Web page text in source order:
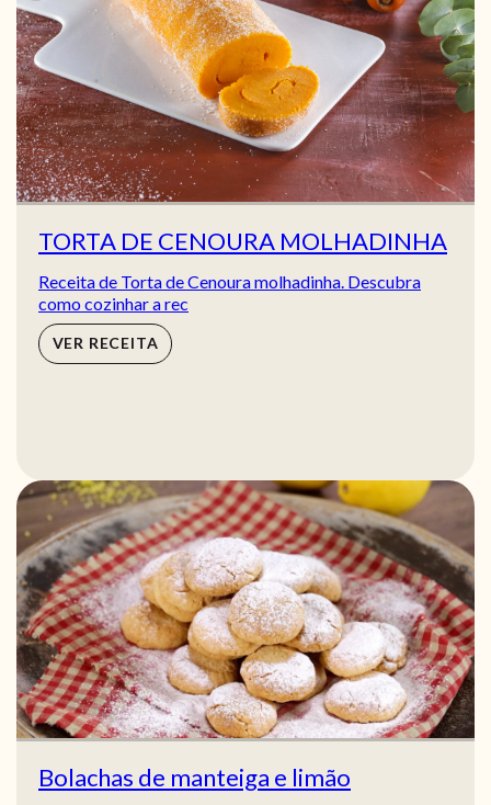
TORTA DE CENOURA MOLHADINHA
Receita de Torta de Cenoura molhadinha. Descubra
como cozinhar a rec
VER RECEITA
Bolachas de manteiga e limão